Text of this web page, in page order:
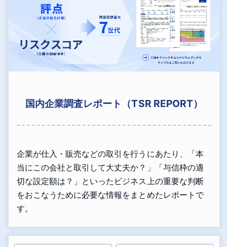
国内企業調査レポート（TSR REPORT）
企業が仕入・販売などの取引を行うにあたり、「本
当にこの会社と取引して大丈夫か？」「与信枠の適
切な設定額は？」といったビジネス上の重要な判断
をおこなうために必要な情報をまとめたレポートで
す。